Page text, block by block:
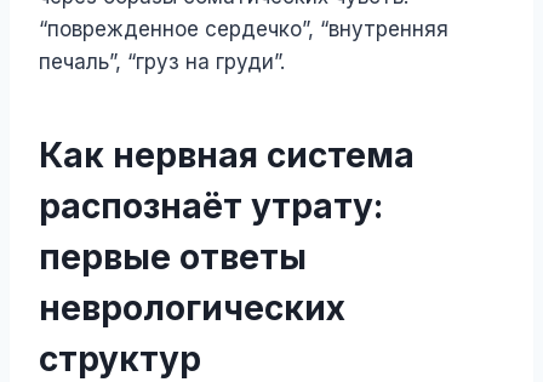
“поврежденное сердечко”, “внутренняя
печаль”, “груз на груди”.
Как нервная система
распознаёт утрату:
первые ответы
неврологических
структур